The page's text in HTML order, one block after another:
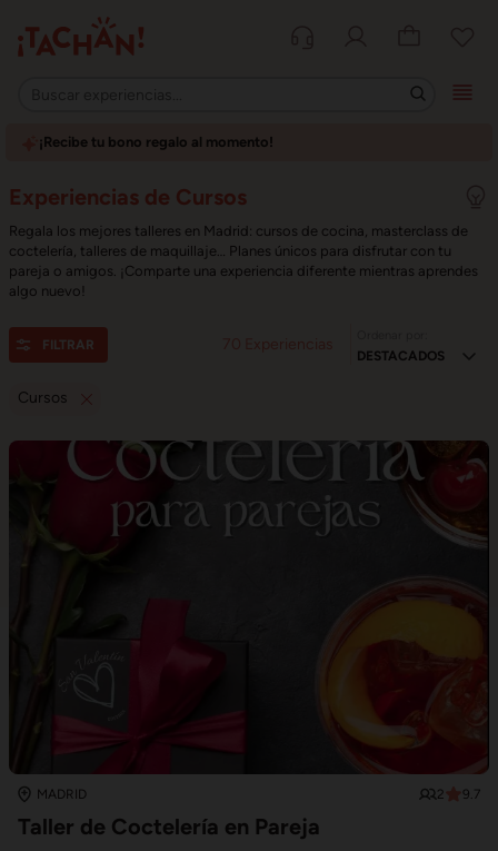
¡Recibe tu bono regalo al momento!
Experiencias de Cursos
Regala los mejores talleres en Madrid: cursos de cocina, masterclass de
coctelería, talleres de maquillaje… Planes únicos para disfrutar con tu
pareja o amigos. ¡Comparte una experiencia diferente mientras aprendes
algo nuevo!
FILTRAR
Cursos
MADRID 2 9.7
Taller de Coctelería en Pareja